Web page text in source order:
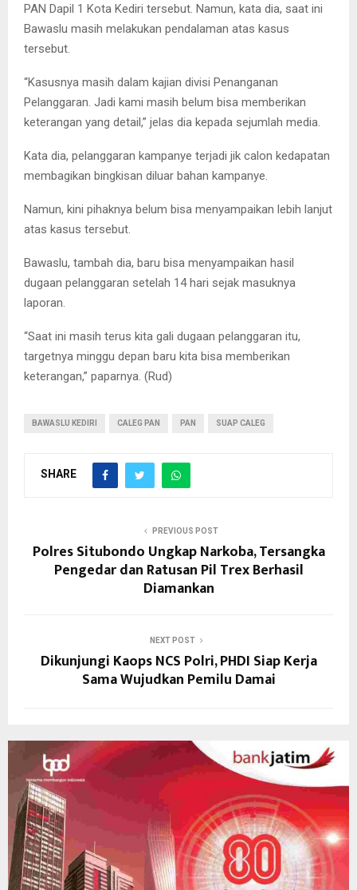
PAN Dapil 1 Kota Kediri tersebut. Namun, kata dia, saat ini
Bawaslu masih melakukan pendalaman atas kasus
tersebut.
“Kasusnya masih dalam kajian divisi Penanganan
Pelanggaran. Jadi kami masih belum bisa memberikan
keterangan yang detail,” jelas dia kepada sejumlah media.
Kata dia, pelanggaran kampanye terjadi jik calon kedapatan
membagikan bingkisan diluar bahan kampanye.
Namun, kini pihaknya belum bisa menyampaikan lebih lanjut
atas kasus tersebut.
Bawaslu, tambah dia, baru bisa menyampaikan hasil
dugaan pelanggaran setelah 14 hari sejak masuknya
laporan.
“Saat ini masih terus kita gali dugaan pelanggaran itu,
targetnya minggu depan baru kita bisa memberikan
keterangan,” paparnya. (Rud)
BAWASLU KEDIRI CALEG PAN PAN SUAP CALEG
SHARE
PREVIOUS POST
Polres Situbondo Ungkap Narkoba, Tersangka
Pengedar dan Ratusan Pil Trex Berhasil
Diamankan
NEXT POST
Dikunjungi Kaops NCS Polri, PHDI Siap Kerja
Sama Wujudkan Pemilu Damai